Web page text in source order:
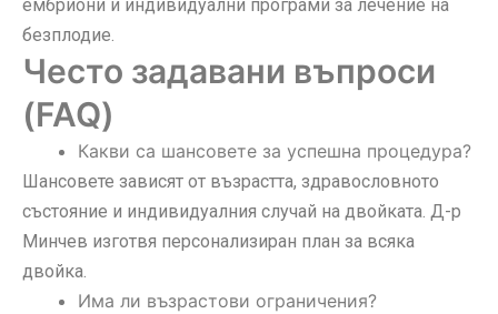
ембриони и индивидуални програми за лечение на
безплодие.
Често задавани въпроси
(FAQ)
Какви са шансовете за успешна процедура?
Шансовете зависят от възрастта, здравословното
състояние и индивидуалния случай на двойката. Д-р
Минчев изготвя персонализиран план за всяка
двойка.
Има ли възрастови ограничения?